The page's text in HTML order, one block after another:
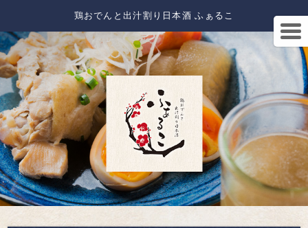
鶏おでんと出汁割り日本酒 ふぁるこ